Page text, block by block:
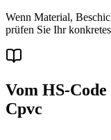
Wenn Material,
prüfen Sie Ihr
Vom HS-
Cpvc